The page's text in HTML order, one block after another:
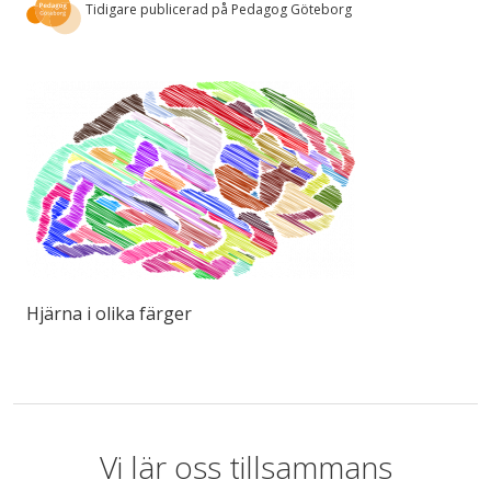
Tidigare publicerad på Pedagog Göteborg
Hjärna i olika färger
Vi lär oss tillsammans